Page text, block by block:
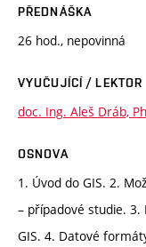
PŘEDNÁŠKA
26 hod., nepovinná
VYUČUJÍCÍ / LEKTOR
doc. Ing. Aleš Dráb,
OSNOVA
1. Úvod do GIS. 2.
– případové studie.
GIS. 4. Datové